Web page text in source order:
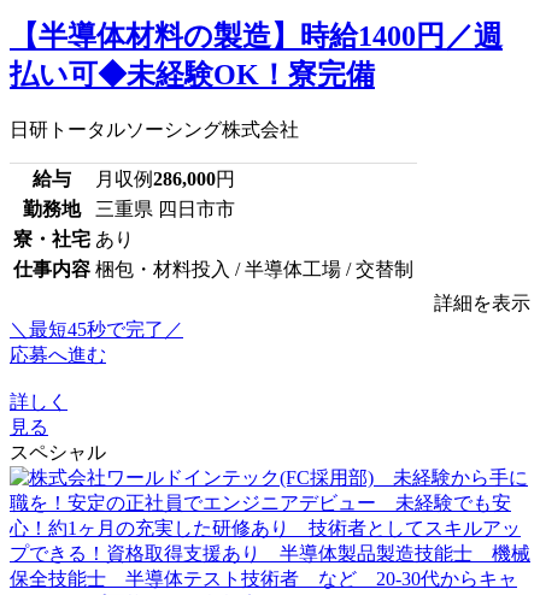
【半導体材料の製造】時給1400円／週
払い可◆未経験OK！寮完備
日研トータルソーシング株式会社
給与 月収例286,000円
勤務地
三重県 四日市市
寮・社宅 あり
仕事内容 梱包・材料投入 / 半導体工場 / 交替制
詳細を表示
＼最短45秒で完了／
応募へ進む
詳しく
見る
スペシャル